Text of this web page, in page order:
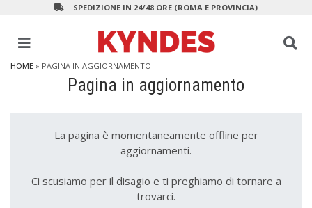
SPEDIZIONE IN 24/48 ORE (ROMA E PROVINCIA)
HOME » PAGINA IN AGGIORNAMENTO
Pagina in aggiornamento
La pagina è momentaneamente offline per
aggiornamenti.
Ci scusiamo per il disagio e ti preghiamo di tornare a
trovarci.